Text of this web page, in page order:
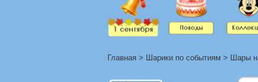
Главная > Шарики по событиям > Шары